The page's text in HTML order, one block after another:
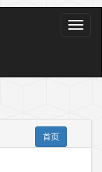
导
首页